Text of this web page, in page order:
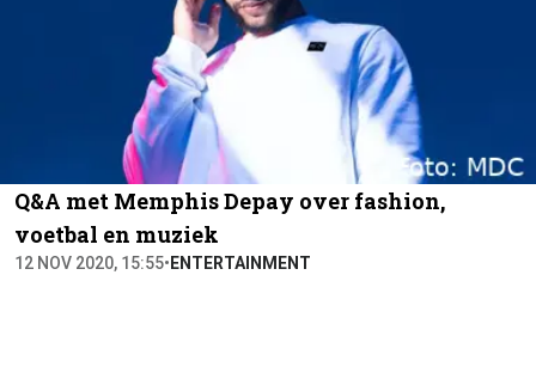
Q&A met Memphis Depay over fashion,
voetbal en muziek
12 NOV 2020, 15:55• ENTERTAINMENT